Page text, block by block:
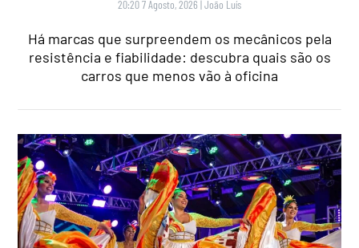
20:20 7 Agosto, 2026 |João Luís
Há marcas que surpreendem os mecânicos pela
resistência e fiabilidade: descubra quais são os
carros que menos vão à oficina